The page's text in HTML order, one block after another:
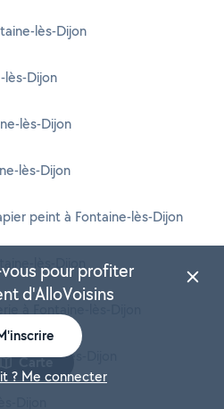
lès-Dijon
lès-Dijon
lès-Dijon
lès-Dijon
peint à Fontaine-lès-Dijon
lès-Dijon
à Fontaine-lès-Dijon
Fontaine-lès-Dijon
Carte
pour profiter
d'AlloVoisins
? Me connecter